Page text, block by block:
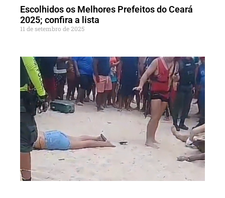
Escolhidos os Melhores Prefeitos do Ceará
2025; confira a lista
11 de setembro de 2025